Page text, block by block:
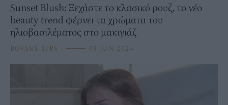
Sunset Blush: Ξεχάστε το κλασικό ρουζ, το νέο
beauty trend φέρνει τα χρώματα του
ηλιοβασιλέματος στο μακιγιάζ
BOVARY TIPS ⸻ 08 JUN 2024